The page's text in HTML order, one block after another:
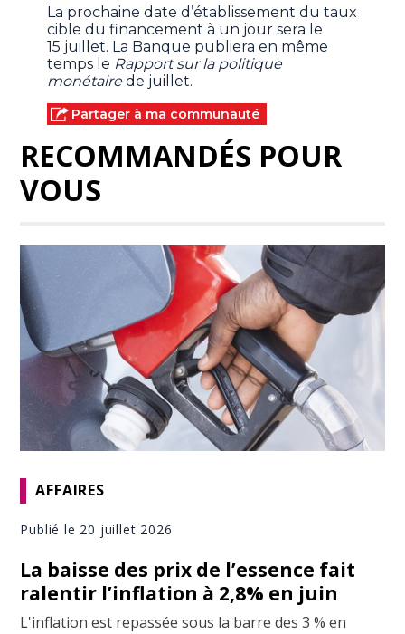
La prochaine date d’établissement du taux
cible du financement à un jour sera le
15 juillet. La Banque publiera en même
temps le Rapport sur la politique
monétairede juillet.
Partager à ma communauté
RECOMMANDÉS POUR
VOUS
AFFAIRES
Publié le 20 juillet 2026
La baisse des prix de l’essence fait
ralentir l’inflation à 2,8% en juin
L'inflation est repassée sous la barre des 3 % en